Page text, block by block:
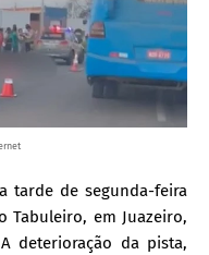
tarde de segunda-feira
Tabuleiro, em Juazeiro,
deterioração da pista,